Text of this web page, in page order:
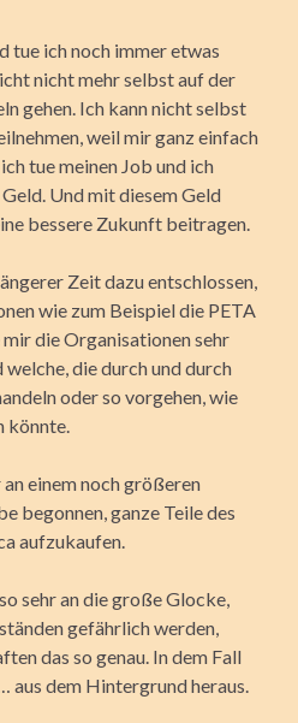
tue ich noch immer etwas
nicht mehr selbst auf der
gehen. Ich kann nicht selbst
weil mir ganz einfach
tue meinen Job und ich
Und mit diesem Geld
bessere Zukunft beitragen.
Zeit dazu entschlossen,
wie zum Beispiel die PETA
die Organisationen sehr
welche, die durch und durch
oder so vorgehen, wie
könnte.
einem noch größeren
begonnen, ganze Teile des
aufzukaufen.
sehr an die große Glocke,
gefährlich werden,
das so genau. In dem Fall
aus dem Hintergrund heraus.